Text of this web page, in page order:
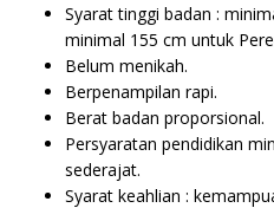
Syarat tinggi badan :
minimal 155 cm untuk
Belum menikah.
Berpenampilan rapi.
Berat badan proporsional.
Persyaratan pendidikan
sederajat.
Syarat keahlian :